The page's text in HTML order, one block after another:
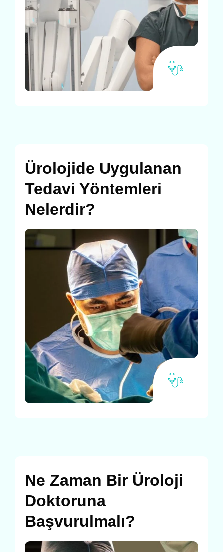
Ürolojide Uygulanan
Tedavi Yöntemleri
Nelerdir?
Ne Zaman Bir Üroloji
Doktoruna
Başvurulmalı?